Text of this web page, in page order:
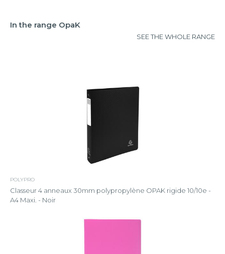
In the range OpaK
SEE THE WHOLE RANGE
POLYPRO
Classeur 4 anneaux 30mm polypropylène OPAK rigide 10/10e -
A4 Maxi. - Noir